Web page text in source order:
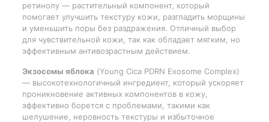
ретинолу — растительный компонент, который
помогает улучшить текстуру кожи, разгладить морщины
и уменьшить поры без раздражения. Отличный выбор
для чувствительной кожи, так как обладает мягким, но
эффективным антивозрастным действием.
Экзосомы яблока (Young Cica PDRN Exosome Complex)
— высокотехнологичный ингредиент, который ускоряет
проникновение активных компонентов в кожу,
эффективно борется с проблемами, такими как
шелушение, неровность текстуры и избыточное